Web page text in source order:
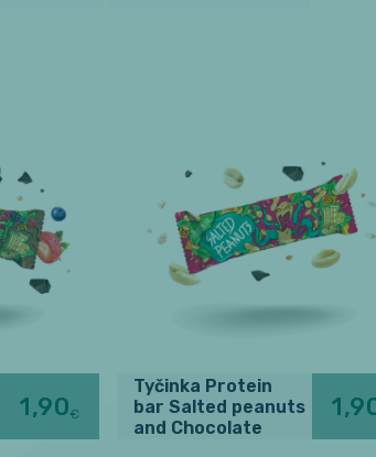
1,90€
Tyčinka Protein
bar Salted peanuts
and Chocolate